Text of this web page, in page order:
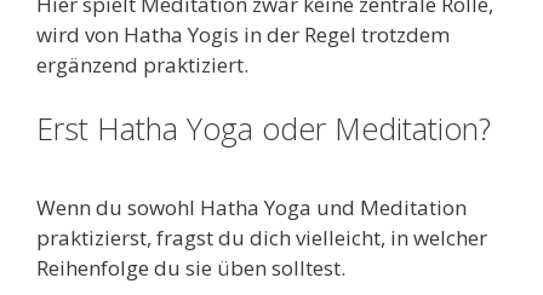
wird von Hatha Yogis in der Regel trotzdem
ergänzend praktiziert.
Erst Hatha Yoga oder Meditation?
Wenn du sowohl Hatha Yoga und Meditation
praktizierst, fragst du dich vielleicht, in welcher
Reihenfolge du sie üben solltest.